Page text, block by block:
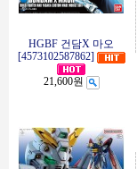
HGBF 건담X 마오
[4573102587862]
21,600원